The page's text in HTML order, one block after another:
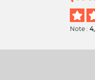
Note :